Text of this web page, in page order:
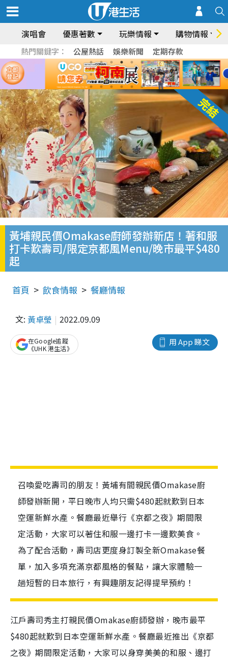
演唱會 優惠著數 玩樂情報 購物情報
熱門關鍵字： 公屋熱話 娛樂新聞 定期存款
黃埔親民價Omakase廚師發辦新店！著和服
打卡歎壽司/限定京都風Menu/晚市最平$480
起
首頁 飲食情報 餐廳情報
文: 黃卓瑩 2022.09.09
用 App 睇文
在Google追蹤
《UHK 港生活》
召喚愛吃壽司的朋友！黃埔有間親民價Omakase廚
師發辦新開，平日晚市人均只需$480起就歎到日本
空運新鮮水產。餐廳最近舉行《京都之夜》期間限
定活動，大家可以著住和服一邊打卡一邊歎美食。
為了配合活動，壽司店更度身訂製全新Omakase餐
單，加入多項充滿京都風格的餐點，讓大家體驗一
趟短暫的日本旅行，有興趣朋友記得提早預約！
江戶壽司秀主打親民價Omakase廚師發辦，晚市最平
$480起就歎到日本空運新鮮水產。餐廳最近推出《京都
之夜》期間限定活動，大家可以身穿美美的和服、邊打